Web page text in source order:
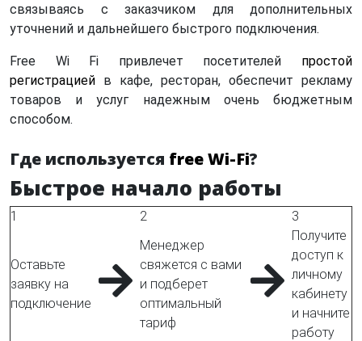
связываясь с заказчиком для дополнительных
уточнений и дальнейшего быстрого подключения.
Free Wi Fi привлечет посетителей простой
регистрацией в кафе, ресторан, обеспечит рекламу
товаров и услуг надежным очень бюджетным
способом.
Где используется free Wi-Fi?
Быстрое начало работы
1 2 3
Оставьте
заявку на
подключение
Менеджер
свяжется с вами
и подберет
оптимальный
тариф
Получите
доступ к
личному
кабинету
и начните
работу